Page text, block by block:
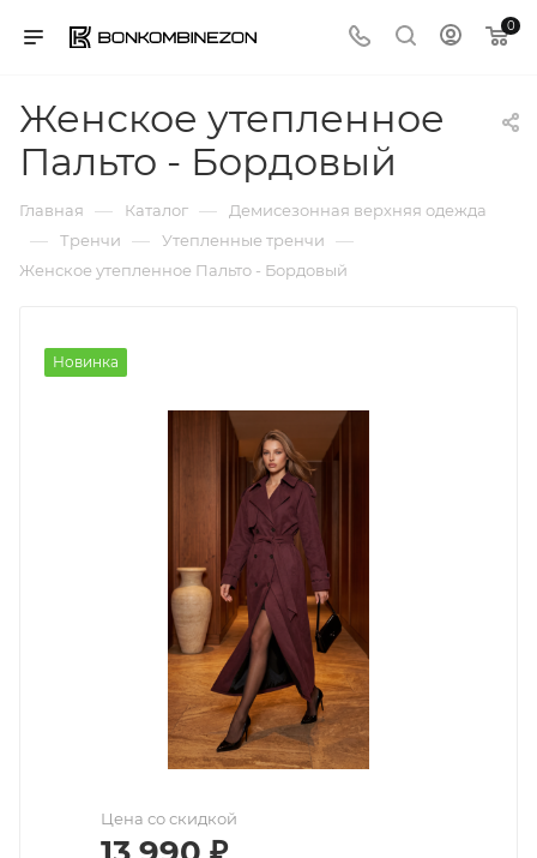
0
Женское утепленное
Пальто - Бордовый
Главная — Каталог — Демисезонная верхняя одежда
— Тренчи — Утепленные тренчи —
Женское утепленное Пальто - Бордовый
Новинка
Цена со скидкой